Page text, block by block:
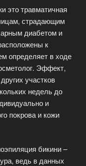
это травматичная
страдающим
диабетом и
к
определяет в ходе
Эффект,
участков
недель до
и
покрова и кожи
бикини –
ведь в данных